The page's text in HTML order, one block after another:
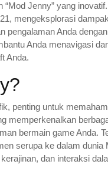
Jenny” yang
mengeksplorasi
pengalaman Anda
Anda menavigasi
Anda.
penting untuk
memperkenalkan
bermain game Anda.
serupa ke dalam
dan interaksi